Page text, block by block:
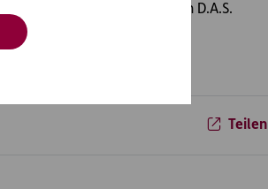
aus rund 500 spezialisierten D.A.S.
Teilen